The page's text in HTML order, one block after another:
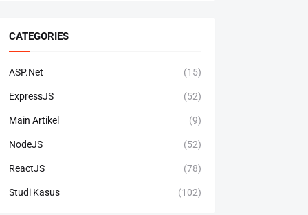
CATEGORIES
ASP.Net (15)
ExpressJS (52)
Main Artikel (9)
NodeJS (52)
ReactJS (78)
Studi Kasus (102)